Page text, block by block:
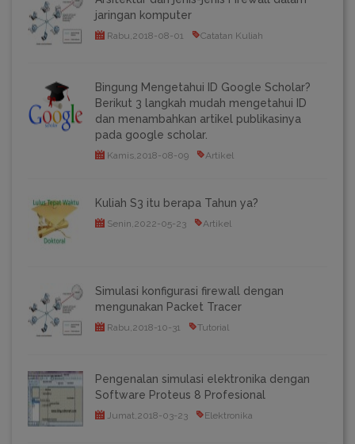
jaringan komputer
Rabu,2018-08-01 Catatan Kuliah
Bingung Mengetahui ID Google Scholar?
Berikut 3 langkah mudah mengetahui ID
dan menambahkan artikel publikasinya
pada google scholar.
Kamis,2018-08-09 Artikel
Kuliah S3 itu berapa Tahun ya?
Senin,2022-05-23 Artikel
Simulasi konfigurasi firewall dengan
mengunakan Packet Tracer
Rabu,2018-10-31 Tutorial
Pengenalan simulasi elektronika dengan
Software Proteus 8 Profesional
Jumat,2018-03-23 Elektronika